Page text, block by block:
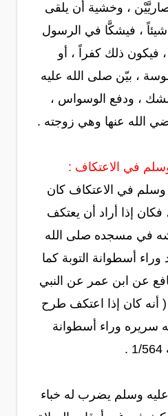
، وخشية أن يلقى
، فيشكَّا في الرسول
فيكون ذلك كفراً ، أو
، بيّن صلى الله عليه
، ودفع الوسواس ،
الله عنها وهي زوجته .
في الاعتكاف :
وسلم في الاعتكاف كان
إذا أراد أن يعتكف
في مسجده صلى الله
وراء أسطوانة التوبة كما
عن ابن عمر عن النبي
أنه كان إذا اعتكف طرح
سريره وراء أسطوانة
وسلم يضرب له خباء